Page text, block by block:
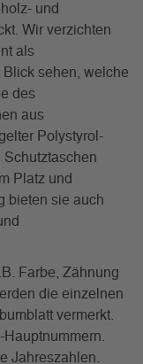
und
Wir verzichten
als
sehen, welche
des
aus
Polystyrol-
Schutztaschen
Platz und
bieten sie auch
Farbe, Zähnung
die einzelnen
vermerkt.
Jahreszahlen.